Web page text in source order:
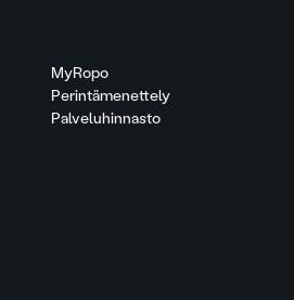
MyRopo
Perintämenettely
Palveluhinnasto